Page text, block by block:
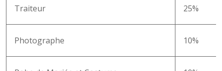
Traiteur 25%
Photographe 10%